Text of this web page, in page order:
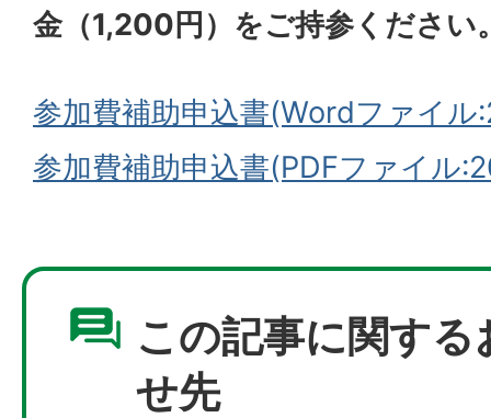
金（1,200円）をご持参ください
参加費補助申込書(Wordファイル
参加費補助申込書(PDFファイル
この記事に関する
せ先